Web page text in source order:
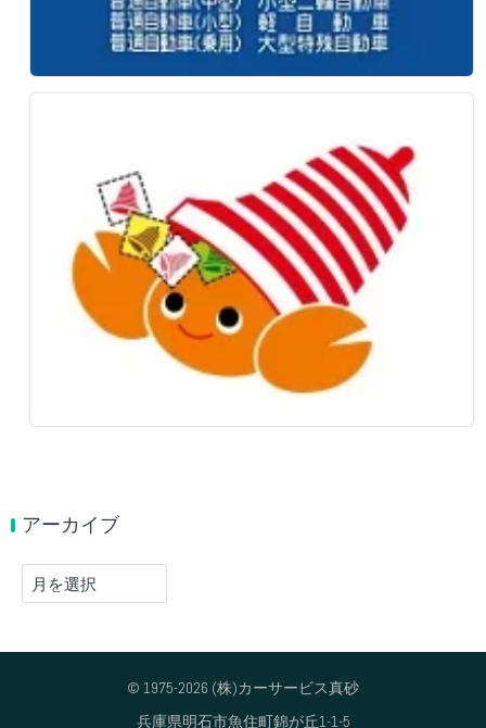
アーカイブ
ア
ー
イ
© 1975-2026 (株)カーサービス真砂
兵庫県明石市魚住町錦が丘1-1-5